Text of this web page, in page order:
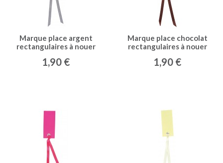
Marque place argent
rectangulaires à nouer
1,90 €
Marque place chocolat
rectangulaires à nouer
1,90 €